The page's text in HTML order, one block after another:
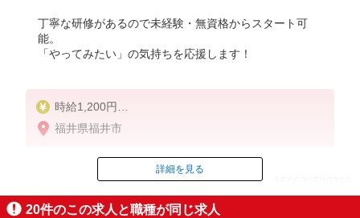
丁寧な研修があるので未経験・無資格からスタート可
能。
「やってみたい」の気持ちを応援します！
時給1,200円
★週払いOK（規定あり）
福井県福井市
ID：AE0626580366
詳細を見る
20件のこの求人と職種が同じ求人